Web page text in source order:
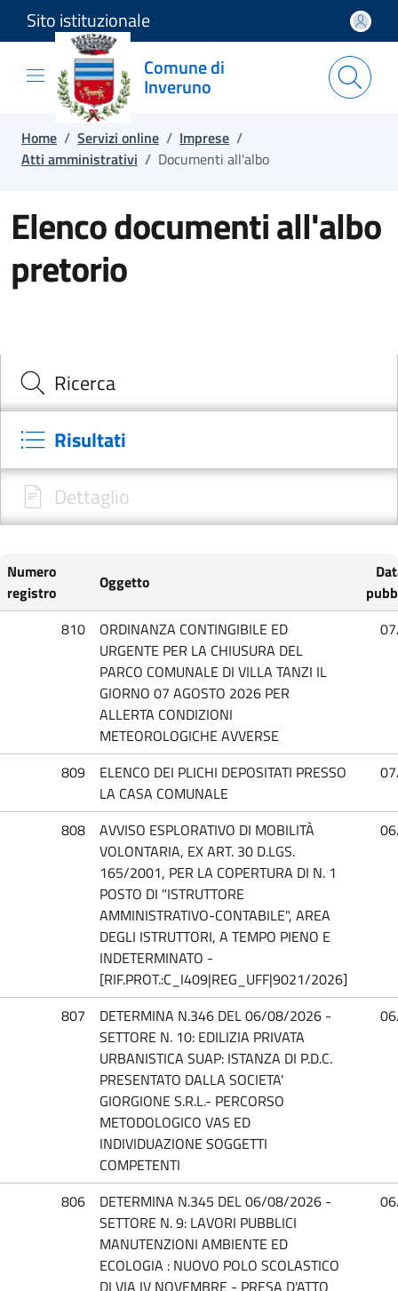
Salta e vai al contenuto
Salta e vai al footer
Sito istituzionale
Comune di
Inveruno
Home / Servizi online / Imprese /
Atti amministrativi / Documenti all'albo
Elenco documenti all'albo
pretorio
Ricerca
Risultati
Dettaglio
Numero
registro
Oggetto
810
ORDINANZA CONTINGIBILE ED
URGENTE PER LA CHIUSURA DEL
PARCO COMUNALE DI VILLA TANZI IL
GIORNO 07 AGOSTO 2026 PER
ALLERTA CONDIZIONI
METEOROLOGICHE AVVERSE
809
ELENCO DEI PLICHI DEPOSITATI PRESSO
LA CASA COMUNALE
808
AVVISO ESPLORATIVO DI MOBILITÀ
VOLONTARIA, EX ART. 30 D.LGS.
165/2001, PER LA COPERTURA DI N. 1
POSTO DI "ISTRUTTORE
AMMINISTRATIVO-CONTABILE", AREA
DEGLI ISTRUTTORI, A TEMPO PIENO E
INDETERMINATO -
[RIF.PROT.:C_I409|REG_UFF|9021/2026]
807
DETERMINA N.346 DEL 06/08/2026 -
SETTORE N. 10: EDILIZIA PRIVATA
URBANISTICA SUAP: ISTANZA DI P.D.C.
PRESENTATO DALLA SOCIETA'
GIORGIONE S.R.L.- PERCORSO
METODOLOGICO VAS ED
INDIVIDUAZIONE SOGGETTI
COMPETENTI
806
DETERMINA N.345 DEL 06/08/2026 -
SETTORE N. 9: LAVORI PUBBLICI
MANUTENZIONI AMBIENTE ED
ECOLOGIA : NUOVO POLO SCOLASTICO
DI VIA IV NOVEMBRE - PRESA D'ATTO